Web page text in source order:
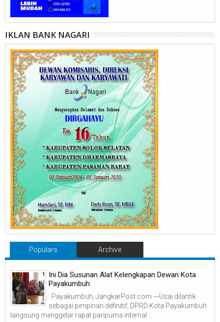
IKLAN BANK NAGARI
Populars Archive
Ini Dia Susunan Alat Kelengkapan Dewan Kota
Payakumbuh
Payakumbuh, JangkarPost.com ---Usai dilantik
sebagai pimpinan definitif, DPRD Kota Payakumbuh
langsung menggelar rapat paripurna internal ...